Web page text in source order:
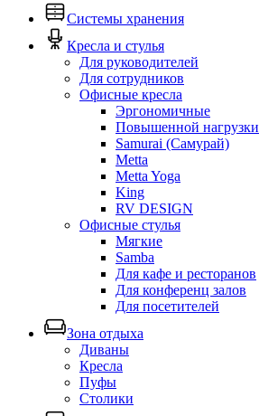
Системы хранения
Кресла и стулья
Для руководителей
Для сотрудников
Офисные кресла
Эргономичные
Повышенной нагрузки
Samurai (Самурай)
Metta
Metta Yoga
King
RV DESIGN
Офисные стулья
Мягкие
Samba
Для кафе и ресторанов
Для конференц залов
Для посетителей
Зона отдыха
Диваны
Кресла
Пуфы
Столики